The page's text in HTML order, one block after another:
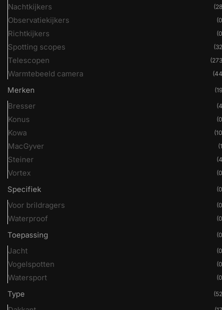
Nachtkijkers
Observatiekijkers
Richtkijkers
Spotting scopes
Telescopen
Warmtebeeld camera
Merken
Bresser
Konus
Kowa
MacGyver
Steiner
Vortex
Specifiek
Voor brildragers
Waterproof
Toepassing
Jacht
Vogelspotten
Watersport
Type